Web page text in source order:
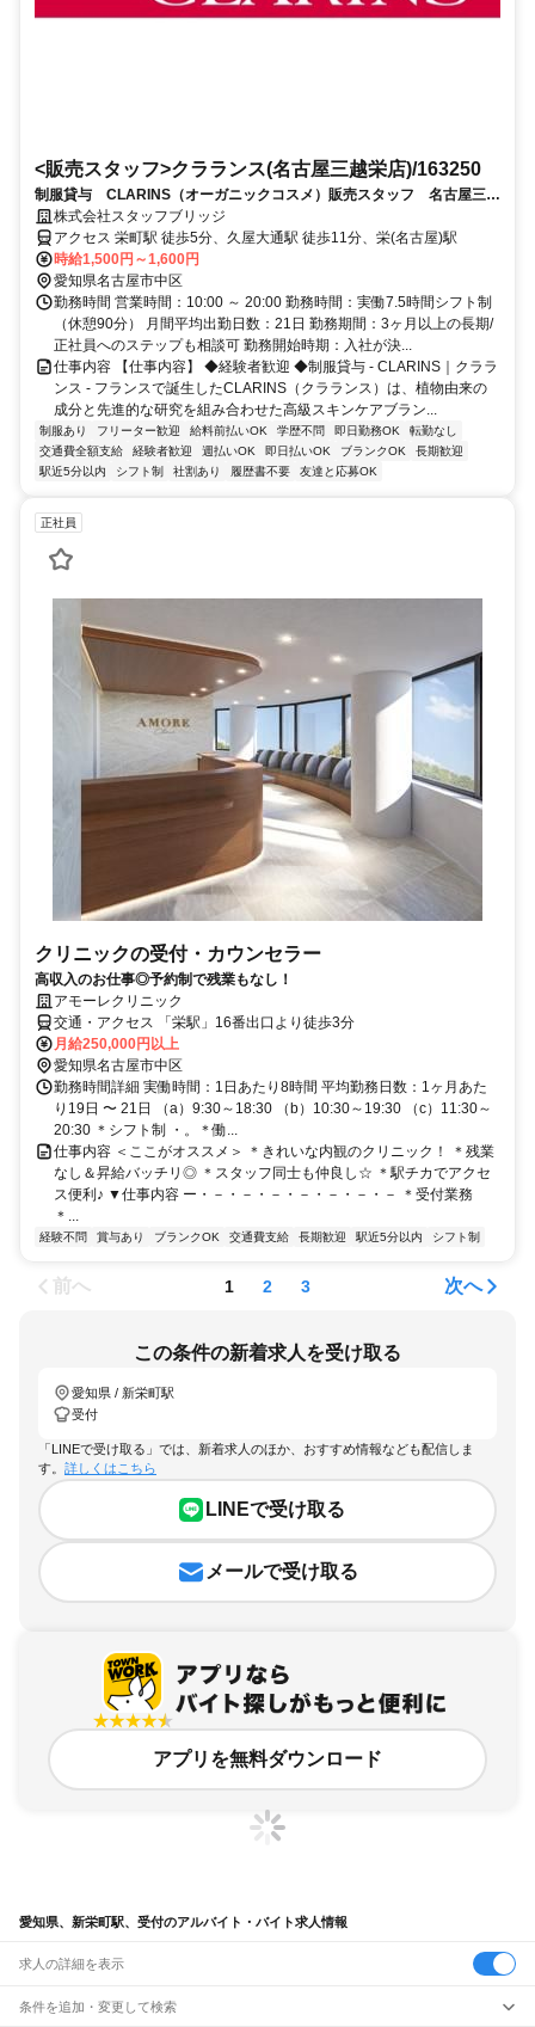
<販売スタッフ>クラランス(名古屋三越栄店)/163250
制服貸与 CLARINS（オーガニックコスメ）販売スタッフ 名古屋三越
栄店（制服貸与）
株式会社スタッフブリッジ
アクセス 栄町駅 徒歩5分、久屋大通駅 徒歩11分、栄(名古屋)駅
時給1,500円～1,600円
愛知県名古屋市中区
勤務時間 営業時間：10:00 ～ 20:00 勤務時間：実働7.5時間シフト制
（休憩90分） 月間平均出勤日数：21日 勤務期間：3ヶ月以上の長期/
正社員へのステップも相談可 勤務開始時期：入社が決...
仕事内容 【仕事内容】 ◆経験者歓迎 ◆制服貸与 - CLARINS｜クララ
ンス - フランスで誕生したCLARINS（クラランス）は、植物由来の
成分と先進的な研究を組み合わせた高級スキンケアブラン...
制服あり フリーター歓迎 給料前払いOK 学歴不問 即日勤務OK
転勤なし
交通費全額支給
経験者歓迎 週払いOK 即日払いOK ブランクOK
長期歓迎
駅近5分以内
シフト制 社割あり 履歴書不要 友達と応募OK
正社員
クリニックの受付・カウンセラー
高収入のお仕事◎予約制で残業もなし！
アモーレクリニック
交通・アクセス 「栄駅」16番出口より徒歩3分
月給250,000円以上
愛知県名古屋市中区
勤務時間詳細 実働時間：1日あたり8時間 平均勤務日数：1ヶ月あた
り19日 〜 21日 （a）9:30～18:30 （b）10:30～19:30 （c）11:30～
20:30 ＊シフト制 ・。＊働...
仕事内容 ＜ここがオススメ＞ ＊きれいな内観のクリニック！ ＊残業
なし＆昇給バッチリ◎ ＊スタッフ同士も仲良し☆ ＊駅チカでアクセ
ス便利♪ ▼仕事内容 ー・－・－・－・－・－・－・－ ＊受付業務
＊...
経験不問 賞与あり ブランクOK 交通費支給 長期歓迎 駅近5分以内 シフト制
前へ 1 2 3 次へ
この条件の新着求人を受け取る
愛知県 / 新栄町駅
受付
「LINEで受け取る」では、新着求人のほか、おすすめ情報なども配信しま
す。 詳しくはこちら
LINEで受け取る
メールで受け取る
アプリを無料ダウンロード
愛知県、新栄町駅、受付のアルバイト・バイト求人情報
求人の詳細を表示
条件を追加・変更して検索